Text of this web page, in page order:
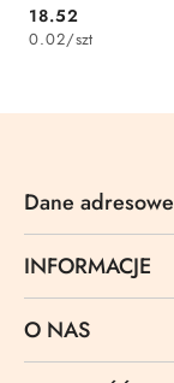
Cena:
18.52
0.02/szt
Dane adresowe
INFORMACJE
O NAS